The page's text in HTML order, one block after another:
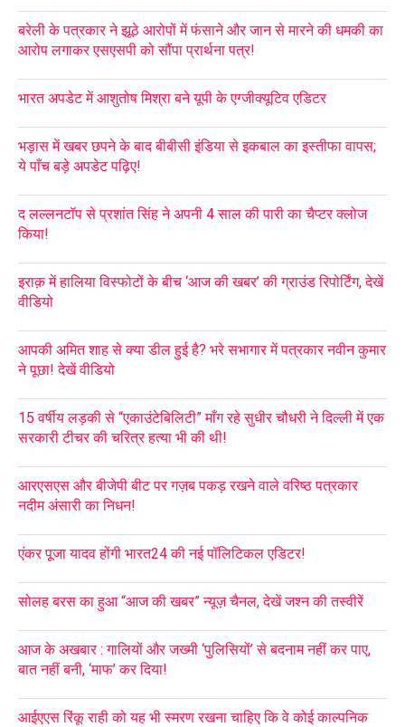
बरेली के पत्रकार ने झूठे आरोपों में फंसाने और जान से मारने की धमकी का
आरोप लगाकर एसएसपी को सौंपा प्रार्थना पत्र!
भारत अपडेट में आशुतोष मिश्रा बने यूपी के एग्जीक्यूटिव एडिटर
भड़ास में खबर छपने के बाद बीबीसी इंडिया से इकबाल का इस्तीफा वापस;
ये पाँच बड़े अपडेट पढ़िए!
द लल्लनटॉप से प्रशांत सिंह ने अपनी 4 साल की पारी का चैप्टर क्लोज
किया!
इराक़ में हालिया विस्फोटों के बीच ‘आज की खबर’ की ग्राउंड रिपोर्टिंग, देखें
वीडियो
आपकी अमित शाह से क्या डील हुई है? भरे सभागार में पत्रकार नवीन कुमार
ने पूछा! देखें वीडियो
15 वर्षीय लड़की से “एकाउंटेबिलिटी” माँग रहे सुधीर चौधरी ने दिल्ली में एक
सरकारी टीचर की चरित्र हत्या भी की थी!
आरएसएस और बीजेपी बीट पर गज़ब पकड़ रखने वाले वरिष्ठ पत्रकार
नदीम अंसारी का निधन!
एंकर पूजा यादव होंगी भारत24 की नई पॉलिटिकल एडिटर!
सोलह बरस का हुआ “आज की खबर” न्यूज़ चैनल, देखें जश्न की तस्वीरें
आज के अखबार : गालियों और जख्मी ‘पुलिसियों’ से बदनाम नहीं कर पाए,
बात नहीं बनी, ‘माफ’ कर दिया!
आईएएस रिंकू राही को यह भी स्मरण रखना चाहिए कि वे कोई काल्पनिक